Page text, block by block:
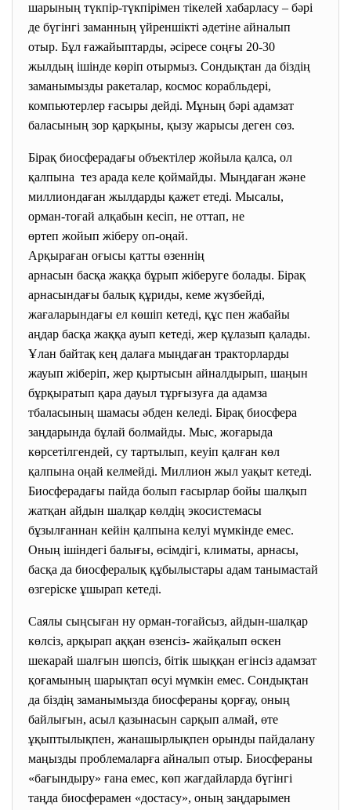
шарының түкпір-түкпірімен тікелей хабарласу – бәрі
де бүгінгі заманның үйреншікті әдетіне айналып
отыр. Бұл ғажайыптарды, әсіресе соңғы 20-30
жылдың ішінде көріп отырмыз. Сондықтан да біздің
заманымызды ракеталар, космос корабльдері,
компьютерлер ғасыры дейді. Мұның бәрі адамзат
баласының зор қарқыны, қызу жарысы деген сөз.
Бірақ биосферадағы объектілер жойыла қалса, ол
қалпына тез арада келе қоймайды. Мыңдаған және
миллиондаған жылдарды қажет етеді. Мысалы,
орман-тоғай алқабын кесіп, не оттап, не
өртеп жойып жіберу оп-оңай.
Арқыраған оғысы қатты өзеннің
арнасын басқа жаққа бұрып жіберуге болады. Бірақ
арнасындағы балық құриды, кеме жүзбейді,
жағаларындағы ел көшіп кетеді, құс пен жабайы
аңдар басқа жаққа ауып кетеді, жер құлазып қалады.
Ұлан байтақ кең далаға мыңдаған тракторларды
жауып жіберіп, жер қыртысын айналдырып, шаңын
бұрқыратып қара дауыл тұрғызуға да адамза
тбаласының шамасы әбден келеді. Бірақ биосфера
заңдарында бұлай болмайды. Мыс, жоғарыда
көрсетілгендей, су тартылып, кеуіп қалған көл
қалпына оңай келмейді. Миллион жыл уақыт кетеді.
Биосферадағы пайда болып ғасырлар бойы шалқып
жатқан айдын шалқар көлдің экосистемасы
бұзылғаннан кейін қалпына келуі мүмкінде емес.
Оның ішіндегі балығы, өсімдігі, климаты, арнасы,
басқа да биосфералық құбылыстары адам танымастай
өзгеріске ұшырап кетеді.
Саялы сыңсыған ну орман-тоғайсыз, айдын-шалқар
көлсіз, арқырап аққан өзенсіз- жайқалып өскен
шекарай шалғын шөпсіз, бітік шыққан егінсіз адамзат
қоғамының шарықтап өсуі мүмкін емес. Сондықтан
да біздің заманымызда биосфераны қорғау, оның
байлығын, асыл қазынасын сарқып алмай, өте
ұқыптылықпен, жанашырлықпен орынды пайдалану
маңызды проблемаларға айналып отыр. Биосфераны
«бағындыру» ғана емес, көп жағдайларда бүгінгі
таңда биосферамен «достасу», оның заңдарымен